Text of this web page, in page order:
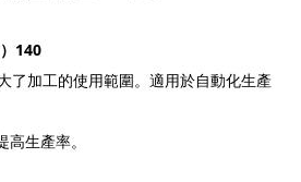
） 140
了加工的使用範圍。適用於自動化生產
生產率。